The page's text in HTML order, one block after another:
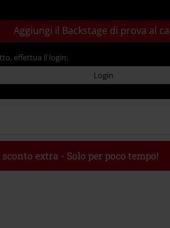
Aggiungi il Backstage di prova al
effettua il login:
Login
sconto extra - Solo per poco tempo!